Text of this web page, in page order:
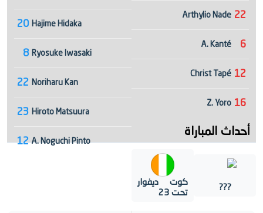
20 Hajime Hidaka
8 Ryosuke Iwasaki
22 Noriharu Kan
23 Hiroto Matsuura
12 A. Noguchi Pinto
22
Arthylio Nade
6
A. Kanté
12
Christ Tapé
16
Z. Yoro
أحداث المباراة
??? كوت ديفوار
تحت 23